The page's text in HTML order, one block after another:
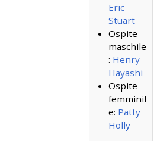
Eric
Stuart
Ospite
maschile
: Henry
Hayashi
Ospite
femminil
e: Patty
Holly